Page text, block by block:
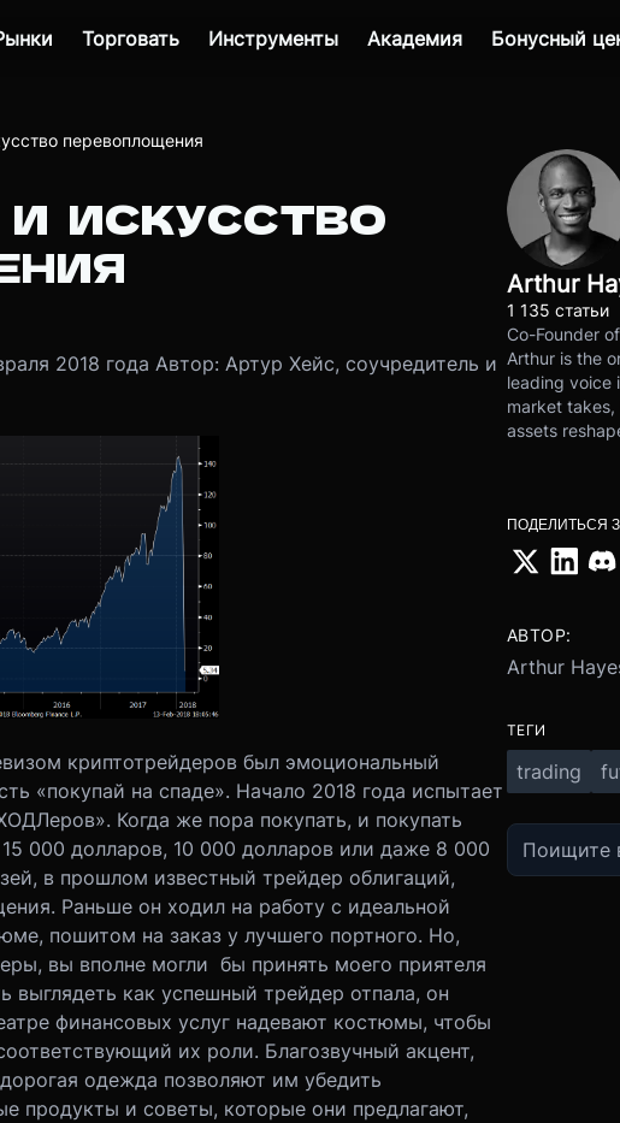
Торговать Инструменты Академия Бонусный
перевоплощения
ИСКУССТВО
2018 года Автор: Артур Хейс, соучредитель и
криптотрейдеров был эмоциональный
«покупай на спаде». Начало 2018 года испытает
Когда же пора покупать, и покупать
000 долларов, 10 000 долларов или даже 8 000
в прошлом известный трейдер облигаций,
Раньше он ходил на работу с идеальной
пошитом на заказ у лучшего портного. Но,
вы вполне могли бы принять моего приятеля
выглядеть как успешный трейдер отпала, он
финансовых услуг надевают костюмы, чтобы
их роли. Благозвучный акцент,
одежда позволяют им убедить
продукты и советы, которые они предлагают,
Arthur
1 135 статьи
Co-Founder
Arthur is the
leading voice
market takes,
assets
ПОДЕЛИТЬСЯ
АВТОР:
Arthur
ТЕГИ
trading